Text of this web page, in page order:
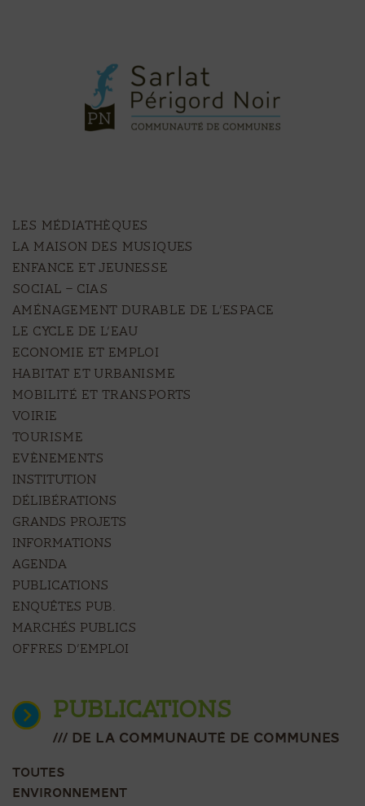
LES MÉDIATHÈQUES
LA MAISON DES MUSIQUES
ENFANCE ET JEUNESSE
SOCIAL – CIAS
AMÉNAGEMENT DURABLE DE L’ESPACE
LE CYCLE DE L’EAU
ECONOMIE ET EMPLOI
HABITAT ET URBANISME
MOBILITÉ ET TRANSPORTS
VOIRIE
TOURISME
EVÈNEMENTS
Institution
Délibérations
Grands projets
Informations
Agenda
Publications
Enquêtes pub.
Marchés publics
Offres d’emploi
PUBLICATIONS
/// de la communauté de communes
TOUTES
ENVIRONNEMENT